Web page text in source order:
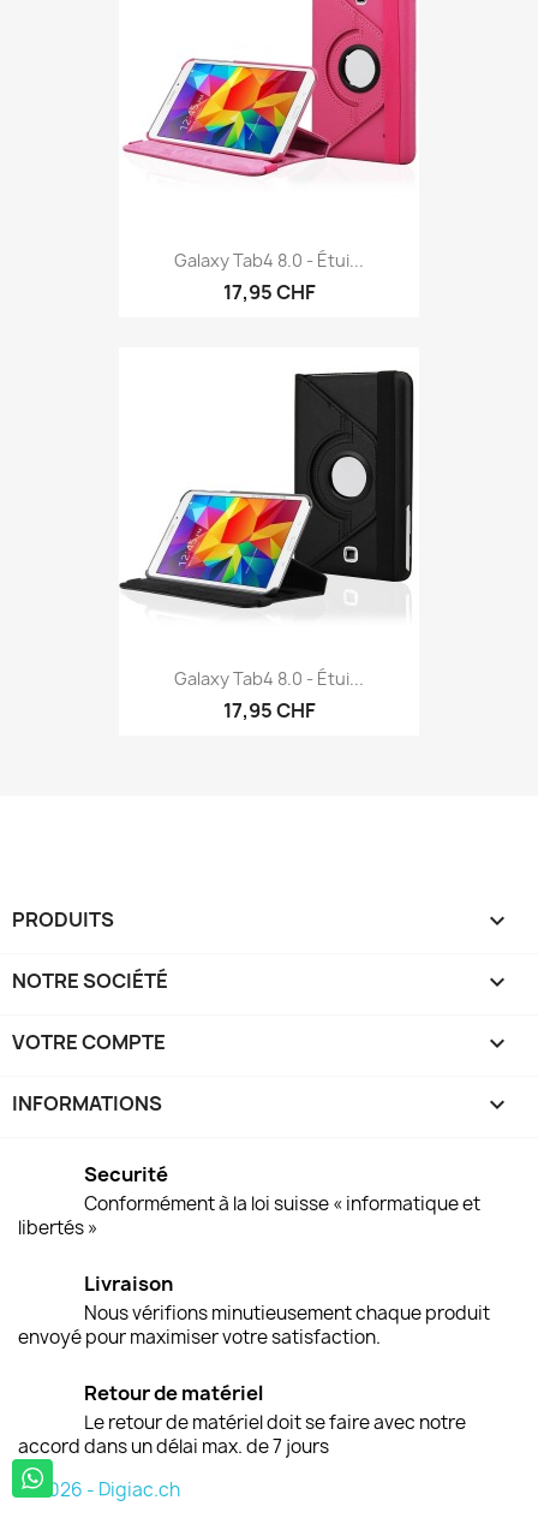
Galaxy Tab4 8.0 - Étui...
17,95 CHF
Galaxy Tab4 8.0 - Étui...
17,95 CHF
PRODUITS 
NOTRE SOCIÉTÉ 
VOTRE COMPTE 
INFORMATIONS keyboard_arrow_down
Securité
Conformément à la loi suisse « informatique et
libertés »
Livraison
Nous vérifions minutieusement chaque produit
envoyé pour maximiser votre satisfaction.
Retour de matériel
Le retour de matériel doit se faire avec notre
accord dans un délai max. de 7 jours
© 2026 - Digiac.ch